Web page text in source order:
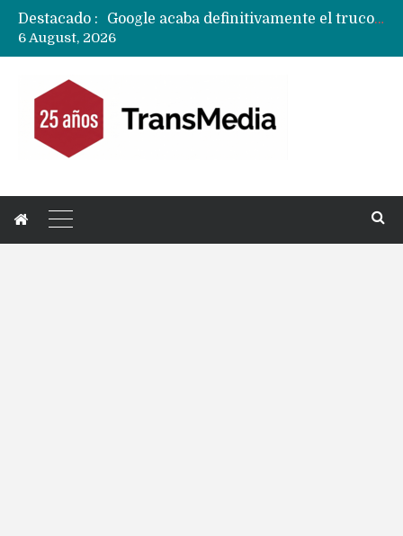
Destacado :
Google acaba definitivamente el truco para pagar con NFC en celulares Xiaomi, Oppo, Vivo y Huawei con ROM china
6 August, 2026